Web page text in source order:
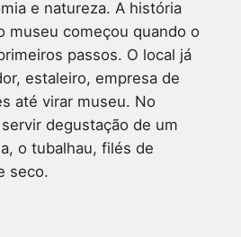
e natureza. A história
museu começou quando o
passos. O local já
estaleiro, empresa de
até virar museu. No
degustação de um
o tubalhau, filés de
seco.